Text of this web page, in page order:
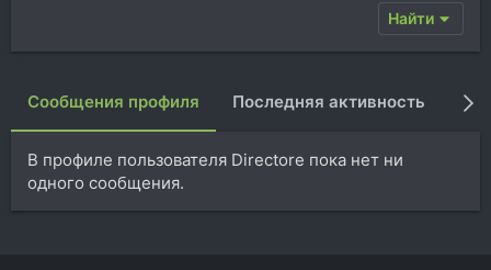
Найти
Сообщения профиля Последняя активность
В профиле пользователя Directore пока нет ни
одного сообщения.